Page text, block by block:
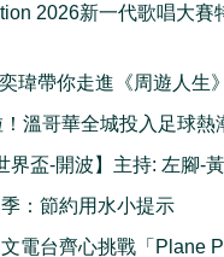
2026新一代歌唱大賽
瑋帶你走進《周遊人生
溫哥華全城投入足球熱
界盃-開波】主持: 左腳-
：節約用水小提示
電台齊心挑戰「Plane